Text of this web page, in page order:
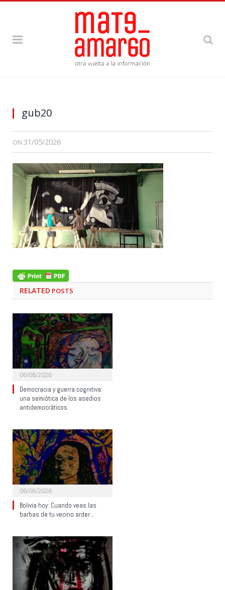
gub20
ON 31/05/2026
RELATED POSTS
06/08/2026
Democracia y guerra cognitiva:
una semiótica de los asedios
antidemocráticos
06/08/2026
Bolivia hoy: Cuando veas las
barbas de tu vecino arder…